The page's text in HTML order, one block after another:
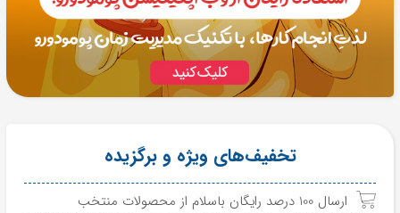
تخفیف‌های ویژه و برگزیده
ارسال 100 درصد رایگان باسلام از محصولات منتخب